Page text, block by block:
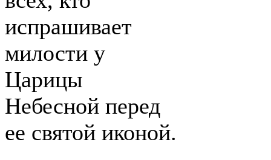
испрашивает
милости у
Царицы
Небесной перед
ее святой иконой.